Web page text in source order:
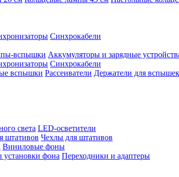
Синхрокабели
вспышки Аккумуляторы и зарядные
Синхрокабели
вспышки Рассеиватели Держатели для вспышек
света LED-осветители
штативов Чехлы для штативов
Виниловые фоны
установки фона Переходники и адаптеры